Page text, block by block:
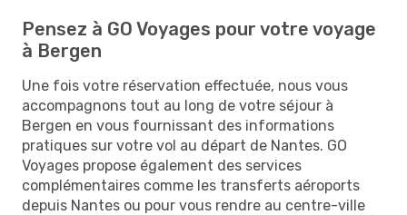
Pensez à GO Voyages pour votre voyage
à Bergen
Une fois votre réservation effectuée, nous vous
accompagnons tout au long de votre séjour à
Bergen en vous fournissant des informations
pratiques sur votre vol au départ de Nantes. GO
Voyages propose également des services
complémentaires comme les transferts aéroports
depuis Nantes ou pour vous rendre au centre-ville